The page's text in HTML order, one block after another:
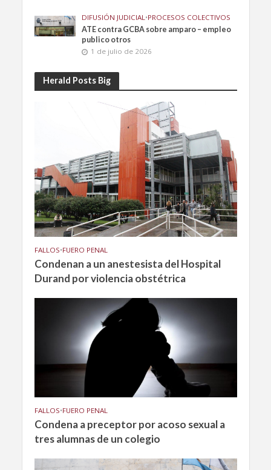
DIFUSIÓN JUDICIAL •PROCESOS COLECTIVOS
ATE contra GCBA sobre amparo – empleo
publico otros
1 de julio de 2026
Herald Posts Big
FALLOS•FUERO PENAL
Condenan a un anestesista del Hospital
Durand por violencia obstétrica
FALLOS•FUERO PENAL
Condena a preceptor por acoso sexual a
tres alumnas de un colegio